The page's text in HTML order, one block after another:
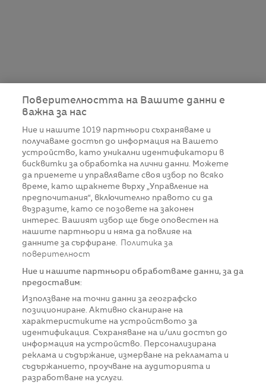
Поверителността на Вашите данни е
важна за нас
Ние и нашите 1019 партньори съхраняваме и
получаваме достъп до информация на Вашето
устройство, като уникални идентификатори в
бисквитки за обработка на лични данни. Можете
да приемете и управлявате своя избор по всяко
време, като щракнете върху „Управление на
предпочитания“, включително правото си да
възразите, като се позовете на законен
интерес. Вашият избор ще бъде оповестен на
нашите партньори и няма да повлияе на
данните за сърфиране.
Политика за
поверителност
Ние и нашите партньори обработваме данни, за да
предоставим:
Използване на точни данни за географско
позициониране. Активно сканиране на
характеристиките на устройството за
идентификация. Съхраняване на и/или достъп до
информация на устройство. Персонализирана
реклама и съдържание, измерване на рекламата и
съдържанието, проучване на аудиторията и
разработване на услуги.